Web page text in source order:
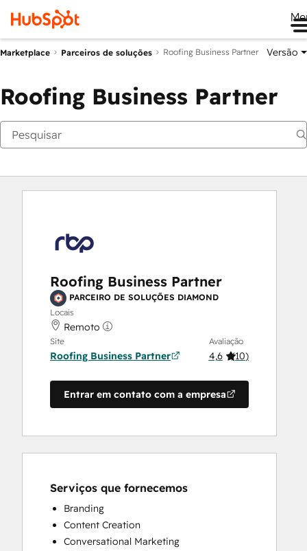
Marketplace Parceiros de soluções Roofing Business Partner Versão
Roofing Business Partner
Roofing Business Partner
PARCEIRO DE SOLUÇÕES DIAMOND
Locais
Remoto
Site
Roofing Business Partner
Avaliação
4,6 (10)
Entrar em contato com a empresa
Serviços que fornecemos
Branding
Content Creation
Conversational Marketing